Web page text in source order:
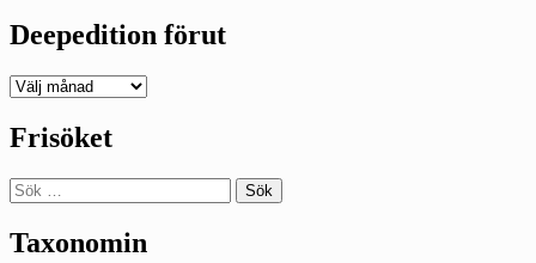
Deepedition förut
Deepedition
Frisöket
Sök
efter:
Taxonomin